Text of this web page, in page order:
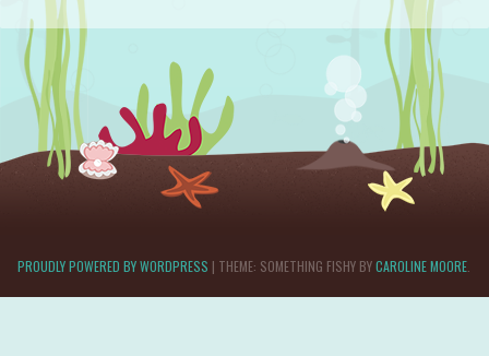
PROUDLY POWERED BY WORDPRESS | THEME: SOMETHING FISHY BYCAROLINE MOORE